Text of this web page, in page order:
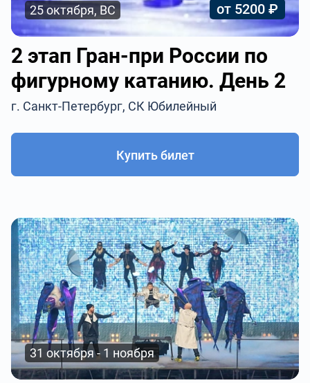
25 октября, ВС от 5200 ₽
2 этап Гран-при России по
фигурному катанию. День 2
г. Санкт-Петербург, СК Юбилейный
Купить билет
31 октября - 1 ноября